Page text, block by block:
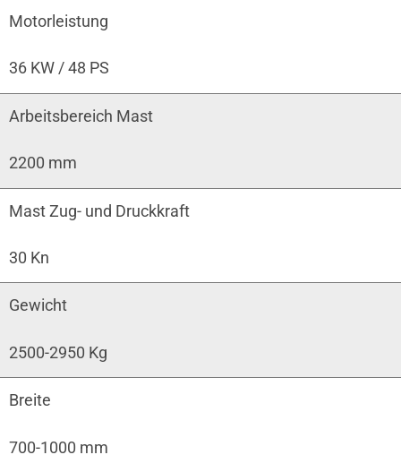
Motorleistung
36 KW / 48 PS
Arbeitsbereich Mast
2200 mm
Mast Zug- und Druckkraft
30 Kn
Gewicht
2500-2950 Kg
Breite
700-1000 mm